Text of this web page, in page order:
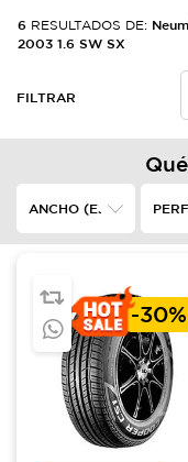
6 RESULTADOS DE:
2003 1.6 SW SX
FILTRAR
-30%